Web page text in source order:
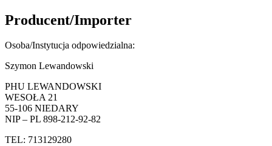
Producent/Importer
Osoba/Instytucja odpowiedzialna:
Szymon Lewandowski
PHU LEWANDOWSKI
WESOŁA 21
55-106 NIEDARY
NIP – PL 898-212-92-82
TEL: 713129280